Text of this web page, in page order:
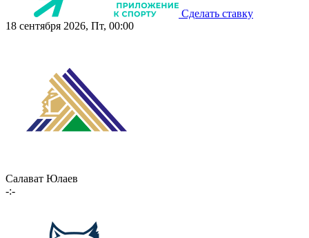
Сделать ставку
18 сентября 2026, Пт, 00:00
Салават Юлаев
-:-